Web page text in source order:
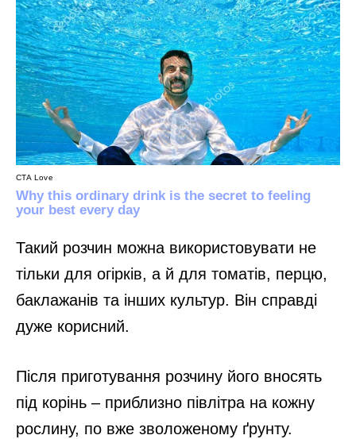
Такий розчин можна використовувати не
тільки для огірків, а й для томатів, перцю,
баклажанів та інших культур. Він справді
дуже корисний.
Після приготування розчину його вносять
під корінь – приблизно півлітра на кожну
рослину, по вже зволоженому ґрунту.